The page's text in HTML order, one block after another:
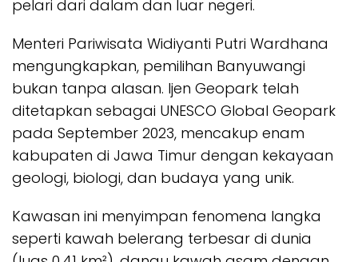
pelari dari dalam dan luar negeri.
Menteri Pariwisata Widiyanti Putri Wardhana
mengungkapkan, pemilihan Banyuwangi
bukan tanpa alasan. Ijen Geopark telah
ditetapkan sebagai UNESCO Global Geopark
pada September 2023, mencakup enam
kabupaten di Jawa Timur dengan kekayaan
geologi, biologi, dan budaya yang unik.
Kawasan ini menyimpan fenomena langka
seperti kawah belerang terbesar di dunia